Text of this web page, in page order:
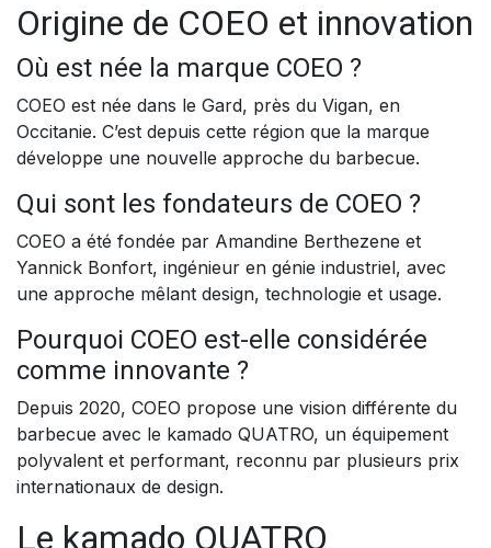
Origine de COEO et innovation
Où est née la marque COEO ?
COEO est née dans le Gard, près du Vigan, en
Occitanie. C’est depuis cette région que la marque
développe une nouvelle approche du barbecue.
Qui sont les fondateurs de COEO ?
COEO a été fondée par Amandine Berthezene et
Yannick Bonfort, ingénieur en génie industriel, avec
une approche mêlant design, technologie et usage.
Pourquoi COEO est-elle considérée
comme innovante ?
Depuis 2020, COEO propose une vision différente du
barbecue avec le kamado QUATRO, un équipement
polyvalent et performant, reconnu par plusieurs prix
internationaux de design.
Le kamado QUATRO